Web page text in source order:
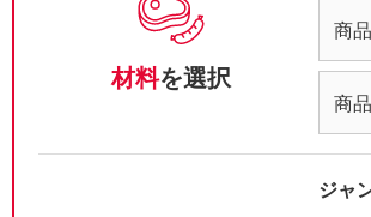
材料を選択
ジャ